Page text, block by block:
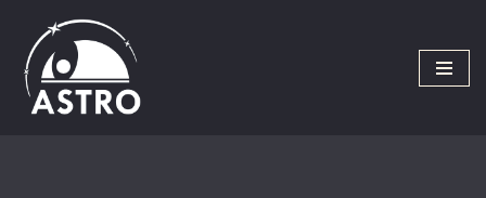
Saltar
al
contenido